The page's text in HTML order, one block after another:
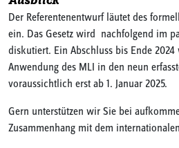
Der Referentenentwurf läutet des
ein. Das Gesetz wird nachfolgend im
diskutiert. Ein Abschluss bis Ende
Anwendung des MLI in den neun
voraussichtlich erst ab 1. Januar 2025.
Gern unterstützen wir Sie bei
Zusammenhang mit dem